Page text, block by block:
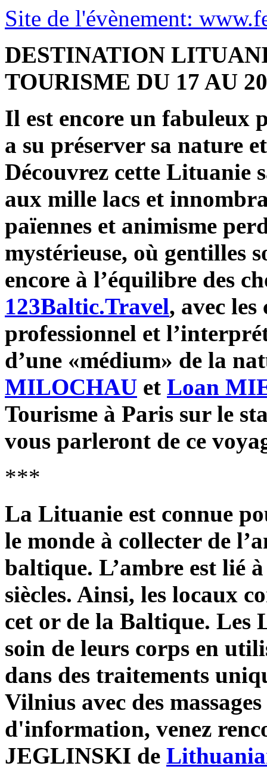
Site de l'évènement:
DESTINATION
TOURISME DU 17 AU
Il est encore un fabuleux
a su préserver sa nature
Découvrez cette Lituanie
aux mille lacs et
païennes et animisme
mystérieuse, où gentilles
encore à l’équilibre des
123Baltic.Travel, avec
professionnel et
d’une «médium» de la
MILOCHAU et Loan
Tourisme à Paris sur le
vous parleront de ce
***
La Lituanie est connue
le monde à collecter de
baltique. L’ambre est lié
siècles. Ainsi, les locaux
cet or de la Baltique. Les
soin de leurs corps en
dans des traitements
Vilnius avec des
d'information, venez
JEGLINSKI de